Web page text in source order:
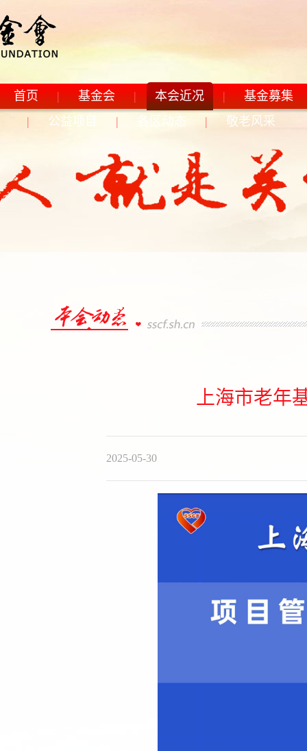
首页 | 基金会 | 本会近况 |
基金募集
|
公益项目 | 各区动态 | 敬老风采
上海市老年
2025-05-30